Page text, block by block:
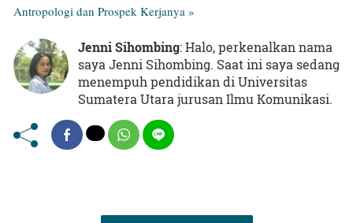
Antropologi dan Prospek Kerjanya »
Jenni Sihombing: Halo, perkenalkan nama
saya Jenni Sihombing. Saat ini saya sedang
menempuh pendidikan di Universitas
Sumatera Utara jurusan Ilmu Komunikasi.